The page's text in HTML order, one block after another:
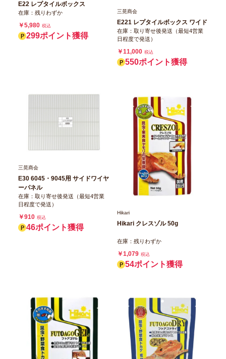
E22 レプタイルボックス
在庫：残りわずか
￥5,980 税込
299ポイント獲得
三晃商会
E221 レプタイルボックス ワイド
在庫：取り寄せ後発送（最短4営業
日程度で発送）
￥11,000 税込
550ポイント獲得
三晃商会
E30 6045・9045用 サイドワイヤ
ーパネル
在庫：取り寄せ後発送（最短4営業
日程度で発送）
￥910 税込
46ポイント獲得
Hikari
Hikari クレスゾル 50g
在庫：残りわずか
￥1,079 税込
54ポイント獲得